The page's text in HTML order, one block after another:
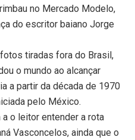
no Mercado Modelo,
do escritor baiano Jorge
tiradas fora do Brasil,
o mundo ao alcançar
a partir da década de 1970
pelo México.
o leitor entender a rota
Vasconcelos, ainda que o